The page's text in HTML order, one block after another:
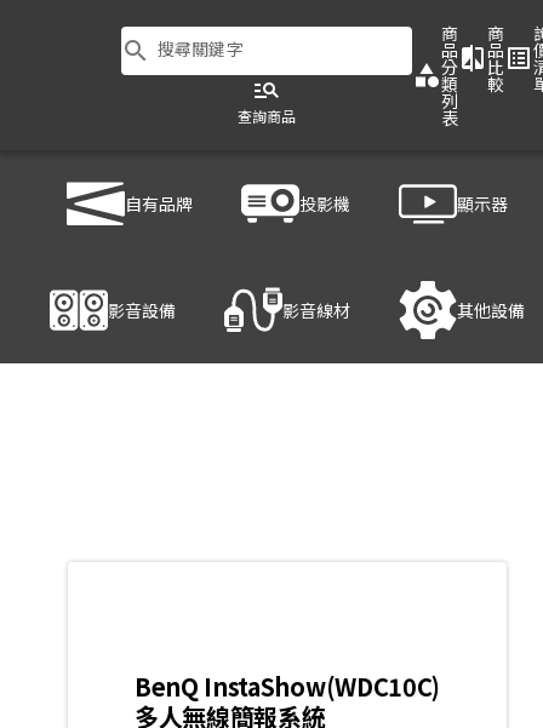
search 搜尋關鍵字
manage_search
查詢商品
category
商
品
分
類
列
表
compare
商
品
比
較
list_alt
自有品牌 投影機 顯示器
影音設備 影音線材 其他設備
BenQ InstaShow(WDC10C)
BenQ InstaShow(WDC10C)
多人無線簡報系統